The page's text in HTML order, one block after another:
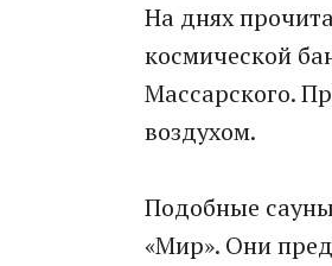
На днях
космической
Массарского.
воздухом.
Подобные
«Мир». Они